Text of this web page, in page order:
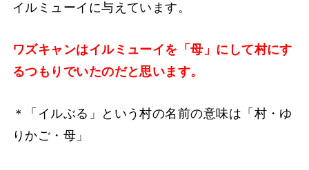
イルミューイに与えています。
ワズキャンはイルミューイを「母」にして村にす
るつもりでいたのだと思います。
＊「イルぶる」という村の名前の意味は「村・ゆ
りかご・母」